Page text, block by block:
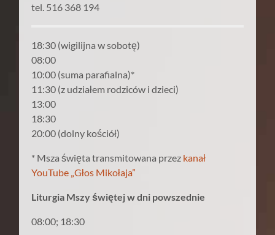
tel. 516 368 194
18:30 (wigilijna w sobotę)
08:00
10:00 (suma parafialna)*
11:30 (z udziałem rodziców i dzieci)
13:00
18:30
20:00 (dolny kościół)
* Msza święta transmitowana przez kanał
YouTube „Głos Mikołaja”
Liturgia Mszy świętej w dni powszednie
08:00; 18:30